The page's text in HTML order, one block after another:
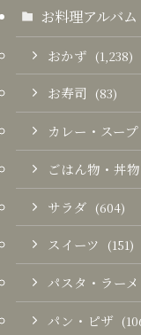
お料理アルバム
おかず (1,238)
お寿司 (83)
カレー・スー
ごはん物・丼物
サラダ (604)
スイーツ (151)
パスタ・ラー
パン・ピザ